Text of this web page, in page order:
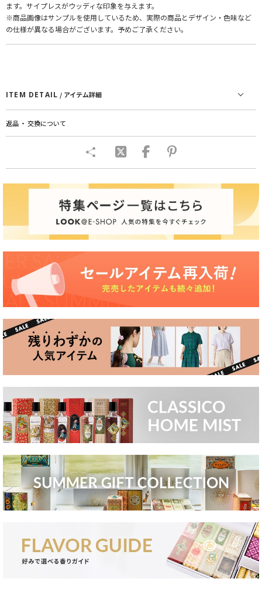
ます。サイプレスがウッディな印象を与えます。
※商品画像はサンプルを使用しているため、実際の商品とデザイン・色味など
の仕様が異なる場合がございます。予めご了承ください。
ITEM DETAIL / アイテム詳細
返品 ・ 交換について